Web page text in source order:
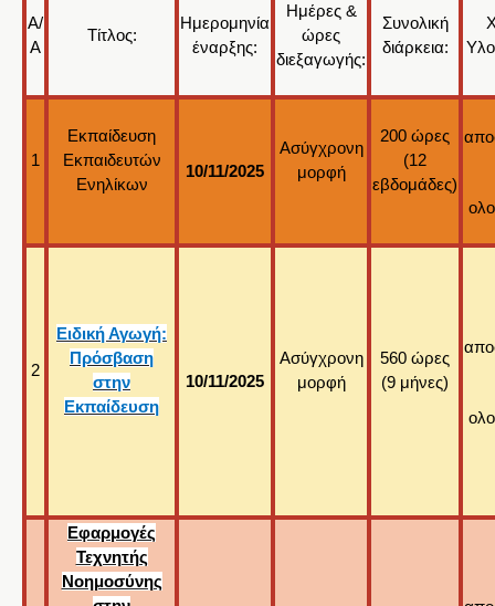
Α/
Α
Τίτλος:
Ημερομηνία
έναρξης:
Ημέρες &
ώρες
διεξαγωγής:
Συνολική
διάρκεια:
1
Εκπαίδευση
Εκπαιδευτών
Ενηλίκων
10/11/2025
Ασύγχρονη
μορφή
200 ώρες
(12
εβδομάδες)
2
Ειδική Αγωγή:
Πρόσβαση
στην
Εκπαίδευση
10/11/2025
Ασύγχρονη
μορφή
560 ώρες
(9 μήνες)
Εφαρμογές
Τεχνητής
Νοημοσύνης